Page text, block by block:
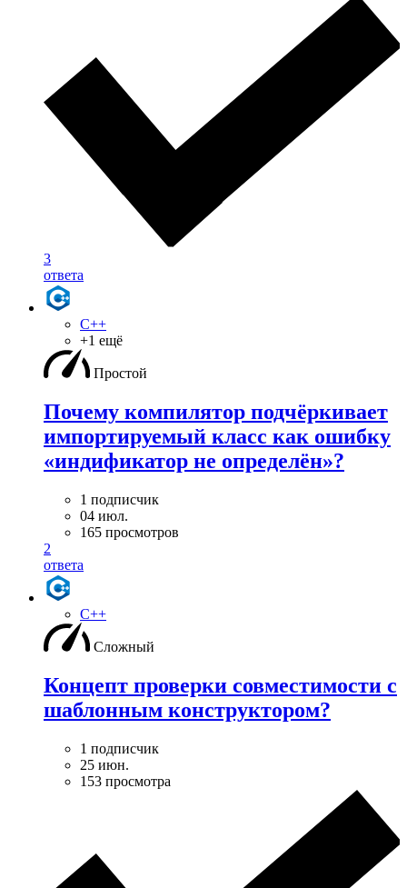
3
ответа
C++
+1 ещё
Простой
Почему компилятор подчёркивает
импортируемый класс как ошибку
«индификатор не определён»?
1 подписчик
04 июл.
165 просмотров
2
ответа
C++
Сложный
Концепт проверки совместимости с
шаблонным конструктором?
1 подписчик
25 июн.
153 просмотра